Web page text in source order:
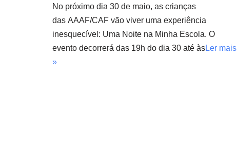
No próximo dia 30 de maio, as crianças
das AAAF/CAF vão viver uma experiência
inesquecível: Uma Noite na Minha Escola. O
evento decorrerá das 19h do dia 30 até àsLer mais
»